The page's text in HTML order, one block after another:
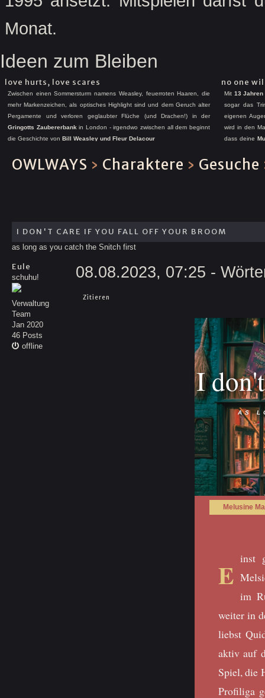
Monat.
Ideen zum Bleiben
love hurts, love scares
Zwischen einen Sommersturm namens Weasley, feuerroten Haaren, die
mehr Markenzeichen, als optisches Highlight sind und dem Geruch alter
Pergamente und verloren geglaubter Flüche (und Drachen!) in der
Gringotts Zaubererbank in London - irgendwo zwischen all dem beginnt
die Geschichte von Bill Weasley und Fleur Delacour
no one
Mit 13 Jahren
sogar das
eigenen
wird in den
dass deine
eines
OWLWAYS › Charaktere › Gesuche
I DON'T CARE IF YOU FALL OFF YOUR BROOM
as long as you catch the Snitch first
Eule
schuhu!
Verwaltung
Team
Jan 2020
46 Posts
offline
08.08.2023, 07:25 -
Zitieren
I
AS
Melusine
E inst
im
weiter in
liebst
aktiv auf
Spiel, die
Profiliga